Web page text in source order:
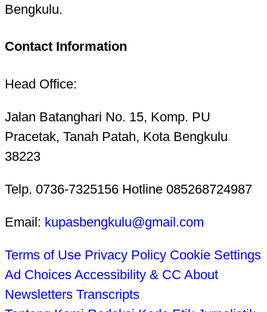
Bengkulu.
Contact Information
Head Office:
Jalan Batanghari No. 15, Komp. PU
Pracetak, Tanah Patah, Kota Bengkulu
38223
Telp. 0736-7325156 Hotline 085268724987
Email: kupasbengkulu@gmail.com
Terms of Use Privacy Policy Cookie Settings
Ad Choices Accessibility & CC About
Newsletters Transcripts